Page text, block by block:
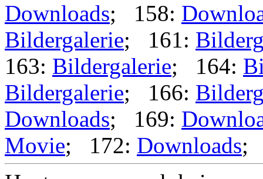
Downloads; 158:
Bildergalerie; 161:
163: Bildergalerie; 164:
Bildergalerie; 166:
Downloads; 169:
Movie; 172: Downloads;